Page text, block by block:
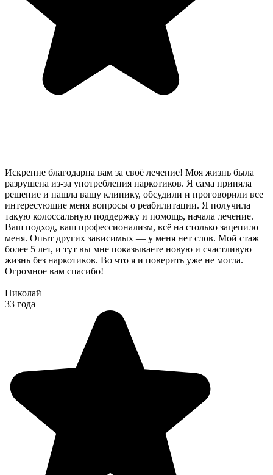
Искренне благодарна вам за своё лечение! Моя жизнь была
разрушена из-за употребления наркотиков. Я сама приняла
решение и нашла вашу клинику, обсудили и проговорили все
интересующие меня вопросы о реабилитации. Я получила
такую колоссальную поддержку и помощь, начала лечение.
Ваш подход, ваш профессионализм, всё на столько зацепило
меня. Опыт других зависимых — у меня нет слов. Мой стаж
более 5 лет, и тут вы мне показываете новую и счастливую
жизнь без наркотиков. Во что я и поверить уже не могла.
Огромное вам спасибо!
Николай
33 года